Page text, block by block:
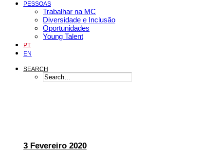
PESSOAS
Trabalhar na MC
Diversidade e Inclusão
Oportunidades
Young Talent
PT
EN
SEARCH
3 Fevereiro 2020